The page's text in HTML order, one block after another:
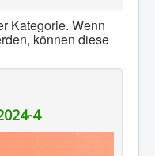
Kategorie. Wenn
können diese
4